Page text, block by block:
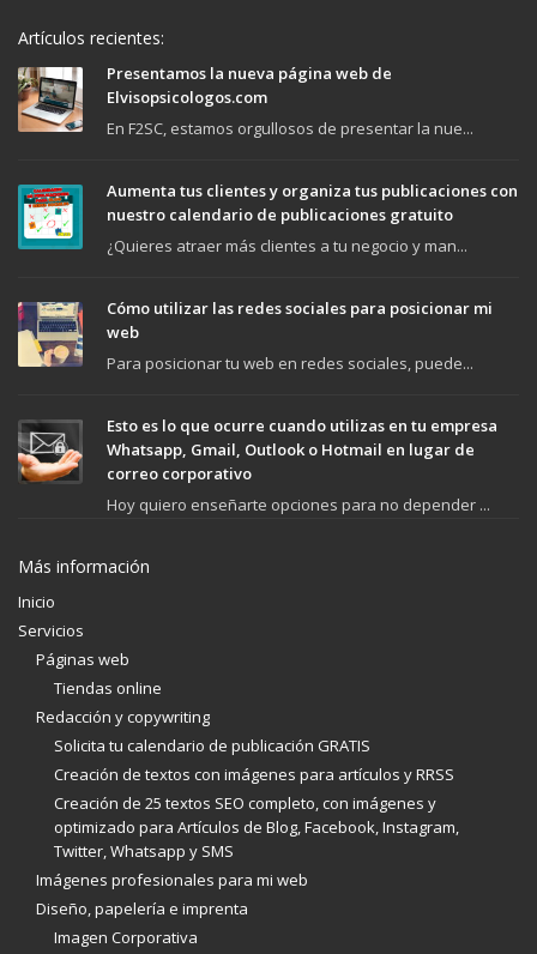
Artículos recientes:
Presentamos la nueva página web de
Elvisopsicologos.com
En F2SC, estamos orgullosos de presentar la nue...
Aumenta tus clientes y organiza tus publicaciones con
nuestro calendario de publicaciones gratuito
¿Quieres atraer más clientes a tu negocio y man...
Cómo utilizar las redes sociales para posicionar mi
web
Para posicionar tu web en redes sociales, puede...
Esto es lo que ocurre cuando utilizas en tu empresa
Whatsapp, Gmail, Outlook o Hotmail en lugar de
correo corporativo
Hoy quiero enseñarte opciones para no depender ...
Más información
Inicio
Servicios
Páginas web
Tiendas online
Redacción y copywriting
Solicita tu calendario de publicación GRATIS
Creación de textos con imágenes para artículos y RRSS
Creación de 25 textos SEO completo, con imágenes y
optimizado para Artículos de Blog, Facebook, Instagram,
Twitter, Whatsapp y SMS
Imágenes profesionales para mi web
Diseño, papelería e imprenta
Imagen Corporativa